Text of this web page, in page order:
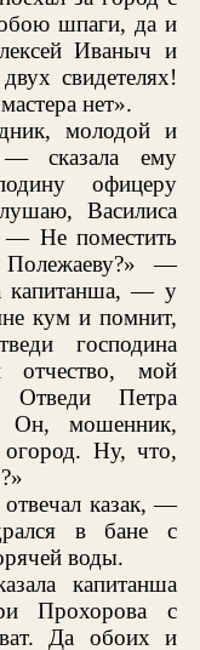
шпаги, да и
Иваныч и
свидетелях!
нет».
молодой и
— сказала ему
офицеру
Василиса
— Не поместить
—
капитанша, — у
кум и помнит,
господина
мой
Отведи Петра
Он, мошенник,
Ну, что,
казак, —
в бане с
воды.
капитанша
Прохорова с
Да обоих и